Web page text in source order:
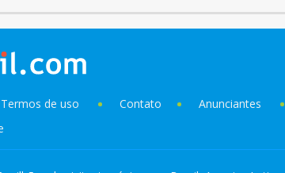
Termos de uso Contato
Anunciantes